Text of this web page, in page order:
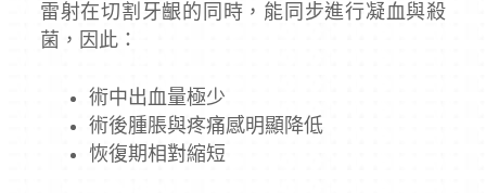
雷射在切割牙齦的同時，能同步進行凝血與殺
菌，因此：
術中出血量極少
術後腫脹與疼痛感明顯降低
恢復期相對縮短